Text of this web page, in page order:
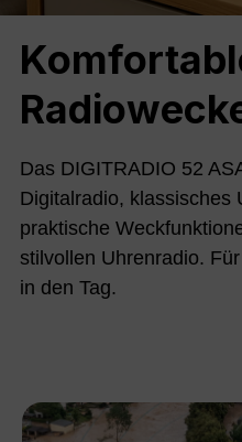
Das DIGITRADIO 52
Digitalradio, klassisches
praktische
stilvollen Uhrenradio.
in den Tag.